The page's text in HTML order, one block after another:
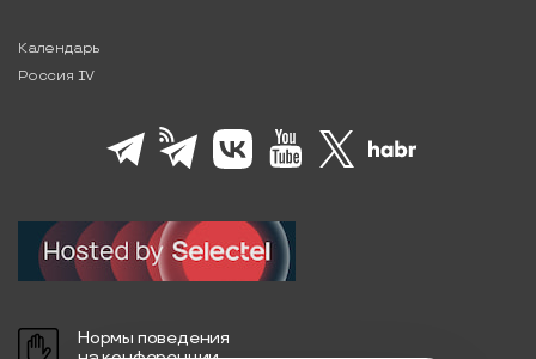
Календарь
Россия IV
Нормы поведения